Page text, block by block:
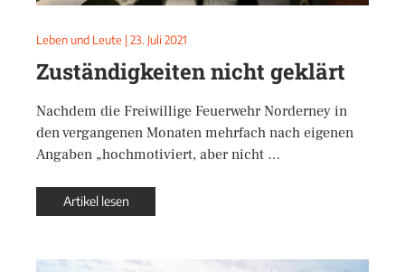
Leben und Leute | 23. Juli 2021
Zuständigkeiten nicht geklärt
Nachdem die Freiwillige Feuerwehr Norderney in
den vergangenen Monaten mehrfach nach eigenen
Angaben „hochmotiviert, aber nicht …
Artikel lesen